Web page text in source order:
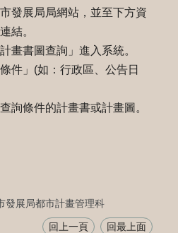
發展局局網站，並至下方資
結。
畫書圖查詢」進入系統。
件」(如：行政區、公告日
詢條件的計畫書或計畫圖。
發展局都市計畫管理科
回上一頁 回最上面